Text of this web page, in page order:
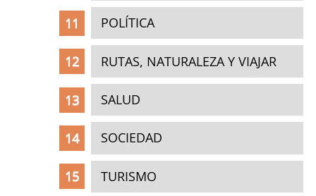
POLÍTICA
RUTAS, NATURALEZA Y VIAJAR
SALUD
SOCIEDAD
TURISMO